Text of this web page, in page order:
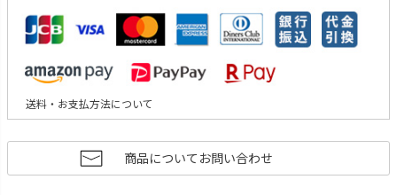
送料・お支払方法について
商品についてお問い合わせ